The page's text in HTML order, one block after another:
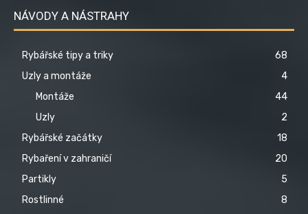
NÁVODY A NÁSTRAHY
Rybářské tipy a triky
68
Uzly a montáže
4
Montáže
44
Uzly
2
Rybářské začátky
18
Rybaření v zahraničí
20
Partikly
5
Rostlinné
8